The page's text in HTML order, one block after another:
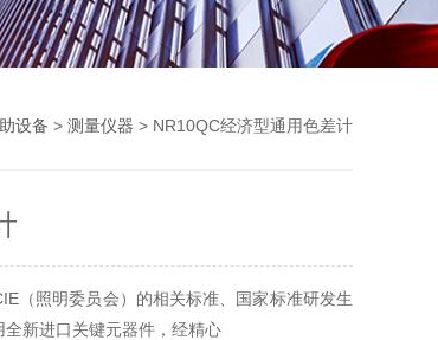
设备 > 测量仪器 > NR10QC经济型通用色差计
（照明委员会）的相关标准、国家标准研发生
新进口关键元器件，经精心